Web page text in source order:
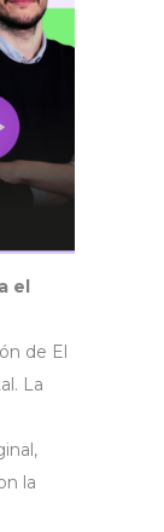
el
de El
La
la